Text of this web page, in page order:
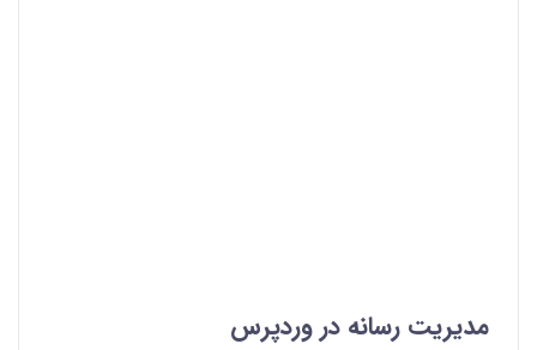
مدیریت رسانه در وردپرس